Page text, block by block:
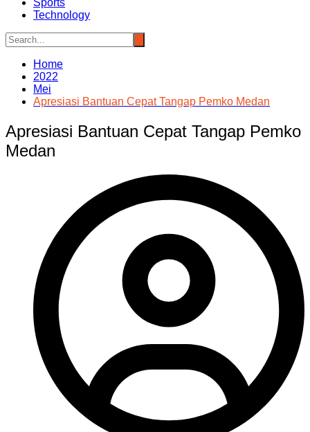
Sports
Technology
Home
2022
Mei
Apresiasi Bantuan Cepat Tangap Pemko Medan
Apresiasi Bantuan Cepat Tangap Pemko
Medan